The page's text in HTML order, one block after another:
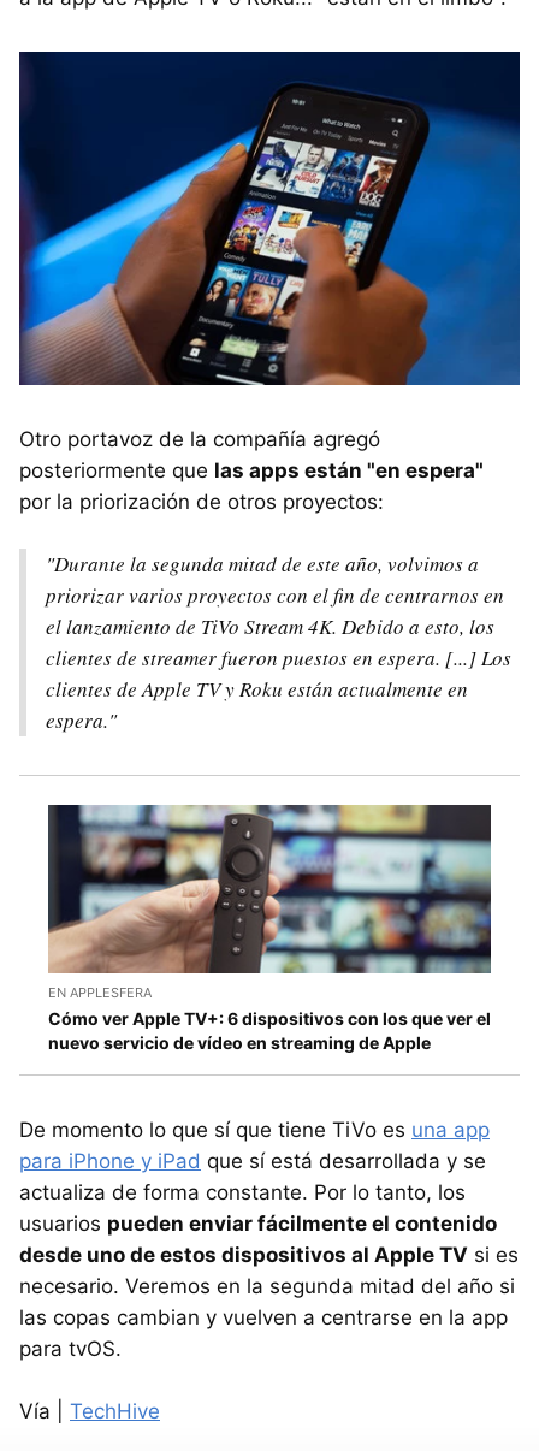
Otro portavoz de la compañía agregó
posteriormente que las apps están "en espera"
por la priorización de otros proyectos:
"Durante la segunda mitad de este año, volvimos a
priorizar varios proyectos con el fin de centrarnos en
el lanzamiento de TiVo Stream 4K. Debido a esto, los
clientes de streamer fueron puestos en espera. [...] Los
clientes de Apple TV y Roku están actualmente en
espera."
EN APPLESFERA
Cómo ver Apple TV+: 6 dispositivos con los que ver el
nuevo servicio de vídeo en streaming de Apple
De momento lo que sí que tiene TiVo es una app
para iPhone y iPad que sí está desarrollada y se
actualiza de forma constante. Por lo tanto, los
usuarios pueden enviar fácilmente el contenido
desde uno de estos dispositivos al Apple TV si es
necesario. Veremos en la segunda mitad del año si
las copas cambian y vuelven a centrarse en la app
para tvOS.
Vía | TechHive